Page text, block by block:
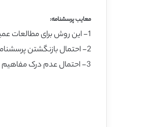
معایب پرسشنامه:
1- این روش برای مطالعات عمیق و ریشه­ یابی ­ها در موارد خاص کارآمد نیست.
2- احتمال بازنگشتن پرسشنامه به ویژه پرسشنامه ­هایی که با پست ارسال می­شود، زیاد است.
3- احتمال عدم درک مفاهیم و محتوای سؤالات پرسشنامه و بروز ابهام برای پاسخگو وجود دارد.